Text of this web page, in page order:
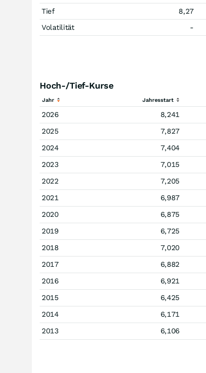
Tief
8,27
Volatilität
-
Hoch-/Tief-Kurse
Jahr Jahresstart
2026 8,241
2025
7,827
2024
7,404
2023
7,015
2022
7,205
2021
6,987
2020
6,875
2019
6,725
2018
7,020
2017
6,882
2016
6,921
2015
6,425
2014
6,171
2013
6,106